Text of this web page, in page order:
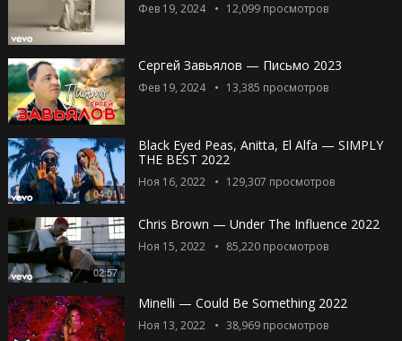
Фев 19, 2024 12,099просмотров
Сергей Завьялов — Письмо 2023
Фев 19, 2024 13,385 просмотров
04:01
Black Eyed Peas, Anitta, El Alfa — SIMPLY
THE BEST 2022
Ноя 16, 2022 129,307 просмотров
02:57
Chris Brown — Under The Influence 2022
Ноя 15, 2022 85,220просмотров
Minelli — Could Be Something 2022
Ноя 13, 2022 38,969просмотров